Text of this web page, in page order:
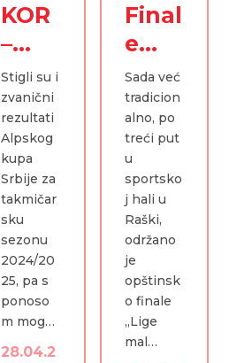
KOR
–
Pon
ovo
Vice
šam
pion
Srbij
e
Stigli su i
zvanični
rezultati
Alpskog
kupa
Srbije za
takmičar
sku
sezonu
2024/20
25, pa s
ponoso
m mog…
28.04.2
Final
e
„Lig
e
mali
h
šam
pion
a“
Sada već
tradicion
alno, po
treći put
u
sportsko
j hali u
Raški,
održano
je
opštinsk
o finale
„Lige
mal…